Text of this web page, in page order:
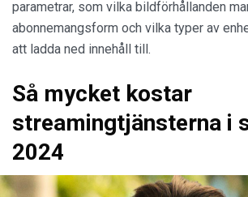
parametrar, som vilka bildförhållanden
abonnemangsform och vilka typer av
att ladda ned innehåll till.
Så mycket kostar
streamingtjänsterna i
2024